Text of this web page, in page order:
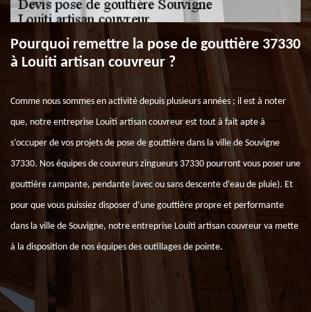
Pourquoi remettre la pose de gouttière 37330
à Louiti artisan couvreur ?
Comme nous sommes en activité depuis plusieurs années ; il est à noter
que, notre entreprise Louiti artisan couvreur est tout à fait apte à
s’occuper de vos projets de pose de gouttière dans la ville de Souvigne
37330. Nos équipes de couvreurs zingueurs 37330 pourront vous poser une
gouttière rampante, pendante (avec ou sans descente d’eau de pluie). Et
pour que vous puissiez disposer d’une gouttière propre et performante
dans la ville de Souvigne, notre entreprise Louiti artisan couvreur va mette
à la disposition de nos équipes des outillages de pointe.